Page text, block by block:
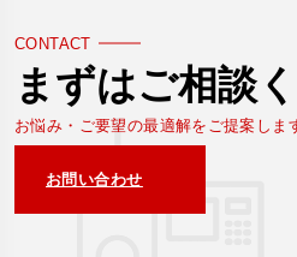
CONTACT
まずはご相談
お悩み・ご要望の最適解をご提案しま
お問い合わせ